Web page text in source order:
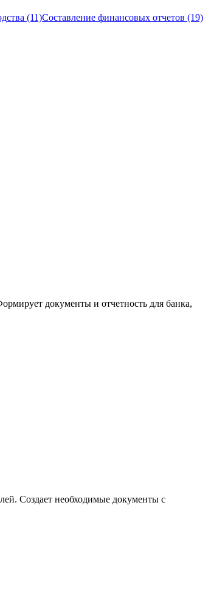
(11)Составление финансовых отчетов (19)
документы и отчетность для банка,
Создает необходимые документы с